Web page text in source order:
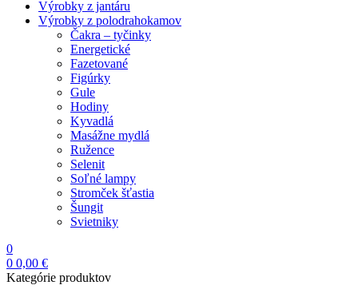
Výrobky z jantáru
Výrobky z polodrahokamov
Čakra – tyčinky
Energetické
Fazetované
Figúrky
Gule
Hodiny
Kyvadlá
Masážne mydlá
Ružence
Selenit
Soľné lampy
Stromček šťastia
Šungit
Svietniky
0
0 0,00 €
Kategórie produktov